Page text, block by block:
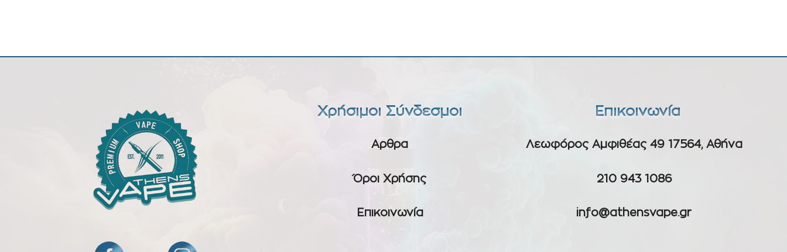
Χρήσιμοι Σύνδεσμοι
Αρθρα
Όροι Χρήσης
Επικοινωνία
Επικοινωνία
Λεωφόρος Αμφιθέας 49 17564, Αθήνα
210 943 1086
info@athensvape.gr